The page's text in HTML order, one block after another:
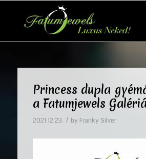
Princess dupla
a Fatumjewels
2021.12.23. / by Franky Silver